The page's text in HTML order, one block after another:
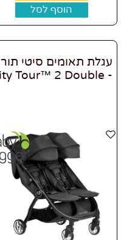
הוסף לסל
- City Tour™ 2 Double